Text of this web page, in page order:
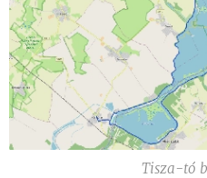
Tisza-tó